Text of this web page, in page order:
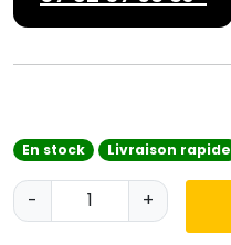
En stock Livraison rapide
-
q
u
+